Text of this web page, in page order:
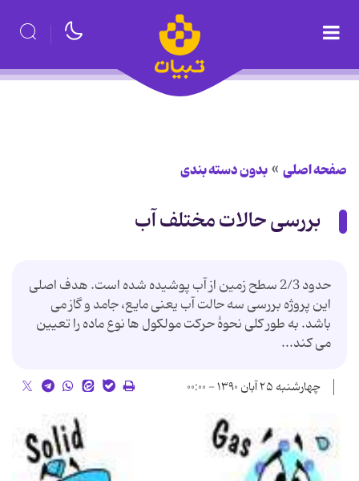
صفحه اصلی بدون دسته بندی
بررسی حالات مختلف آب
حدود 2/3 سطح زمین از آب پوشیده شده است. هدف اصلی
این پروژه بررسی سه حالت آب یعنی مایع، جامد و گاز می
باشد. به طور کلی نحوۀ حرکت مولکول ها نوع ماده را تعیین
می کند...
چهارشنبه ۲۵ آبان ۱۳۹۰ - ۰۰:۰۰